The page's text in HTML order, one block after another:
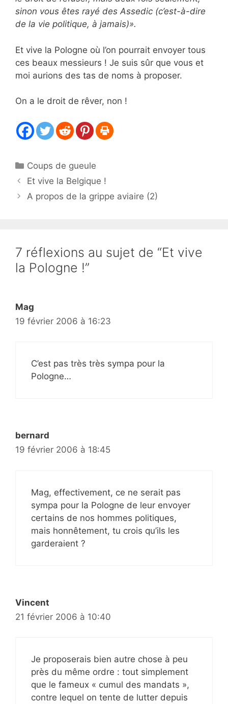
sinon vous êtes rayé des Assedic (c’est-à-dire
de la vie politique, à jamais)».
Et vive la Pologne où l’on pourrait envoyer tous
ces beaux messieurs ! Je suis sûr que vous et
moi aurions des tas de noms à proposer.
On a le droit de rêver, non !
Catégories
Coups de gueule
Et vive la Belgique !
A propos de la grippe aviaire (2)
7 réflexions au sujet de “Et vive
la Pologne !”
Mag
19 février 2006 à 16:23
C’est pas très très sympa pour la
Pologne…
bernard
19 février 2006 à 18:45
Mag, effectivement, ce ne serait pas
sympa pour la Pologne de leur envoyer
certains de nos hommes politiques,
mais honnêtement, tu crois qu’ils les
garderaient ?
Vincent
21 février 2006 à 10:40
Je proposerais bien autre chose à peu
près du même ordre : tout simplement
que le fameux « cumul des mandats »,
contre lequel on tente de lutter depuis